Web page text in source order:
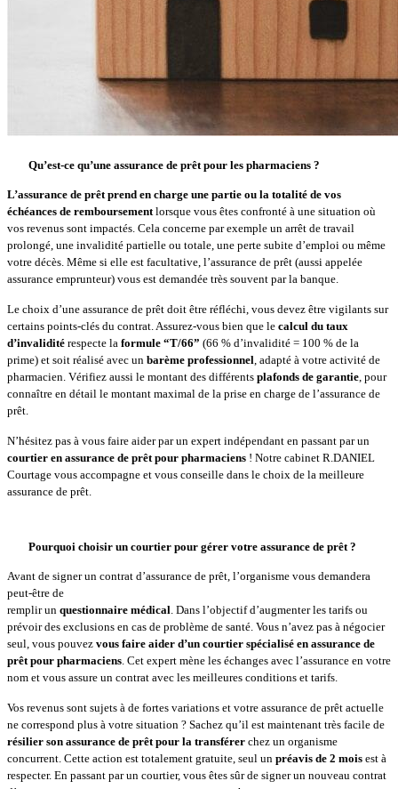
Qu’est-ce qu’une assurance de prêt pour les pharmaciens ?
L’assurance de prêt prend en charge une partie ou la totalité de vos
échéances de remboursement lorsque vous êtes confronté à une situation où
vos revenus sont impactés. Cela concerne par exemple un arrêt de travail
prolongé, une invalidité partielle ou totale, une perte subite d’emploi ou même
votre décès. Même si elle est facultative, l’assurance de prêt (aussi appelée
assurance emprunteur) vous est demandée très souvent par la banque.
Le choix d’une assurance de prêt doit être réfléchi, vous devez être vigilants sur
certains points-clés du contrat. Assurez-vous bien que le calcul du taux
d’invalidité respecte la formule “T/66” (66 % d’invalidité = 100 % de la
prime) et soit réalisé avec un barème professionnel , adapté à votre activité de
pharmacien. Vérifiez aussi le montant des différents plafonds de garantie , pour
connaître en détail le montant maximal de la prise en charge de l’assurance de
prêt.
N’hésitez pas à vous faire aider par un expert indépendant en passant par un
courtier en assurance de prêt pour pharmaciens ! Notre cabinet R.DANIEL
Courtage vous accompagne et vous conseille dans le choix de la meilleure
assurance de prêt.
Pourquoi choisir un courtier pour gérer votre assurance de prêt ?
Avant de signer un contrat d’assurance de prêt, l’organisme vous demandera
peut-être de
remplir un questionnaire médical. Dans l’objectif d’augmenter les tarifs ou
prévoir des exclusions en cas de problème de santé. Vous n’avez pas à négocier
seul, vous pouvez vous faire aider d’un courtier spécialisé en assurance de
prêt pour pharmaciens. Cet expert mène les échanges avec l’assurance en votre
nom et vous assure un contrat avec les meilleures conditions et tarifs.
Vos revenus sont sujets à de fortes variations et votre assurance de prêt actuelle
ne correspond plus à votre situation ? Sachez qu’il est maintenant très facile de
résilier son assurance de prêt pour la transférer chez un organisme
concurrent. Cette action est totalement gratuite, seul un préavis de 2 mois est à
respecter. En passant par un courtier, vous êtes sûr de signer un nouveau contrat